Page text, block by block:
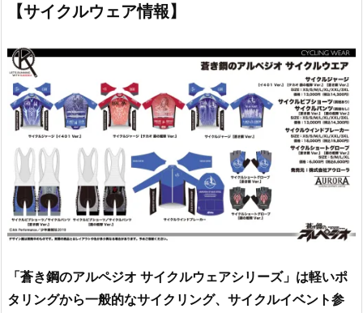
【サイクルウェア情報】
「蒼き鋼のアルペジオ サイクルウェアシリーズ」は軽いポ
タリングから一般的なサイクリング、サイクルイベント参